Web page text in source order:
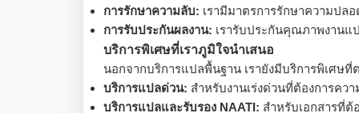
การรักษาความลับ: เรามีมาตรการรักษาความปล
การรับประกันผลงาน: เรารับประกันคุณภาพงานแ
บริการพิเศษที่เราภูมิใจนำเสนอ
นอกจากบริการแปลพื้นฐาน เรายังมีบริการพิเศษที่
บริการแปลด่วน: สำหรับงานเร่งด่วนที่ต้องการควา
บริการแปลและรับรอง NAATI: สำหรับเอกสารที่ต้